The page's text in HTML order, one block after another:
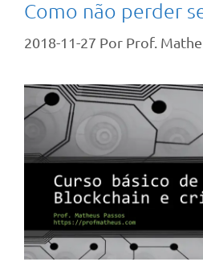
Como não perder
2018-11-27 Por Prof.